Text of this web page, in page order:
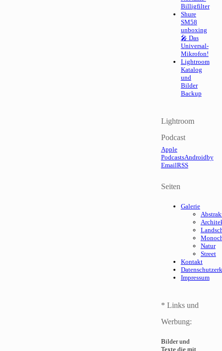
Billigfilter
Shure
SM58
unboxing
🎤 Das
Universal-
Mikrofon!
Lightroom
Katalog
und
Bilder
Backup
Lightroom
Podcast
Apple
PodcastsAndroidby
EmailRSS
Seiten
Galerie
Natur
Street
Kontakt
Impressum
* Links und
Werbung:
Bilder und
Texte die mit